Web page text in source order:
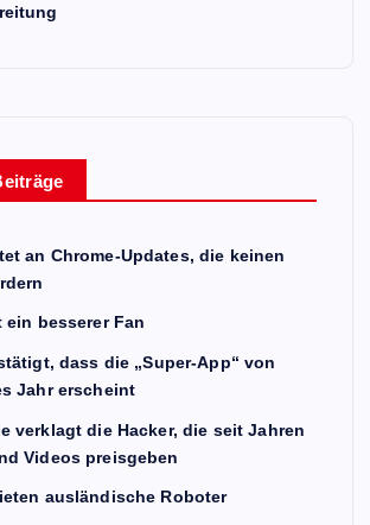
an Chrome-Updates, die keinen
besserer Fan
dass die „Super-App“ von
Jahr erscheint
verklagt die Hacker, die seit Jahren
Videos preisgeben
ausländische Roboter